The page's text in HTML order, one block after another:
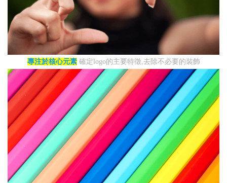
專注於核心元素確定logo的主要特徵,去除不必要的裝飾